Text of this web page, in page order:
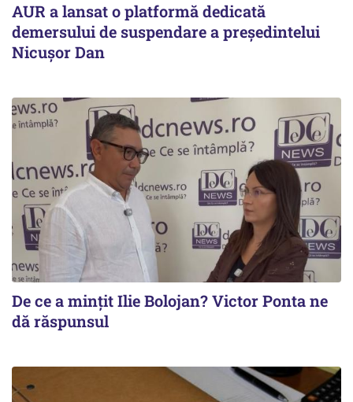
AUR a lansat o platformă dedicată
demersului de suspendare a președintelui
Nicușor Dan
De ce a mințit Ilie Bolojan? Victor Ponta ne
dă răspunsul